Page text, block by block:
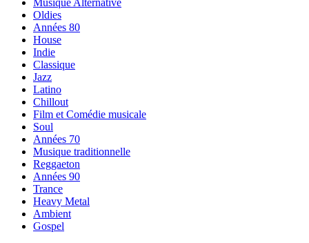
Musique Alternative
Oldies
Années 80
House
Indie
Classique
Jazz
Latino
Chillout
Film et Comédie musicale
Soul
Années 70
Musique traditionnelle
Reggaeton
Années 90
Trance
Heavy Metal
Ambient
Gospel